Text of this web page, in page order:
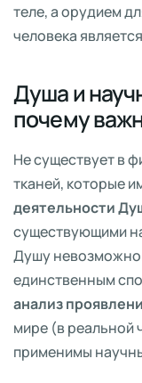
теле, а орудием
человека
Душа и
почему
Не существует в
тканей, которые
деятельности
существующими
Душу
единственным
анализ
мире (в реальной
применимы